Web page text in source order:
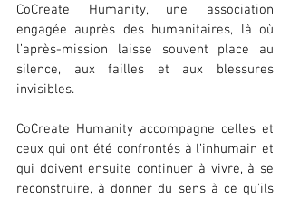
CoCreate Humanity, une association
engagée auprès des humanitaires, là où
l’après-mission laisse souvent place au
silence, aux failles et aux blessures
invisibles.
CoCreate Humanity accompagne celles et
ceux qui ont été confrontés à l’inhumain et
qui doivent ensuite continuer à vivre, à se
reconstruire, à donner du sens à ce qu’ils